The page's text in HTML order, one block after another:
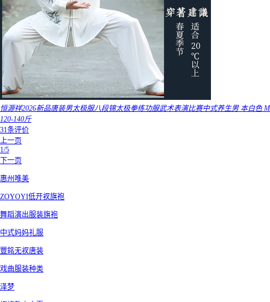
恒源祥2026新品唐装男太极服八段锦太极拳练功服武术表演比赛中式养生男 本白色 M
120-140斤
31条评价
上一页
1/5
下一页
惠州唯美
ZOYOYI低开衩旗袍
舞蹈演出服装旗袍
中式妈妈礼服
豐銘无衩唐装
戏曲服装种类
泽梦